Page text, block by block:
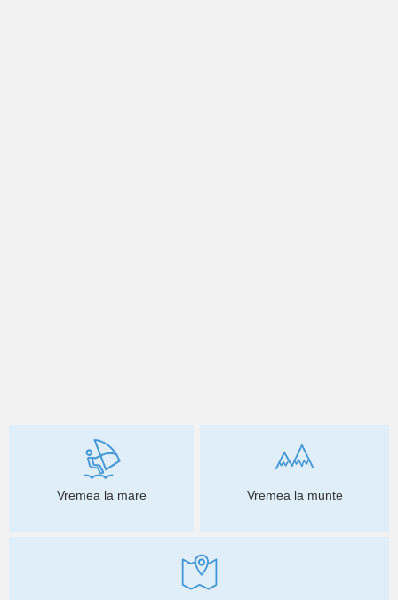
Vremea la mare Vremea la munte